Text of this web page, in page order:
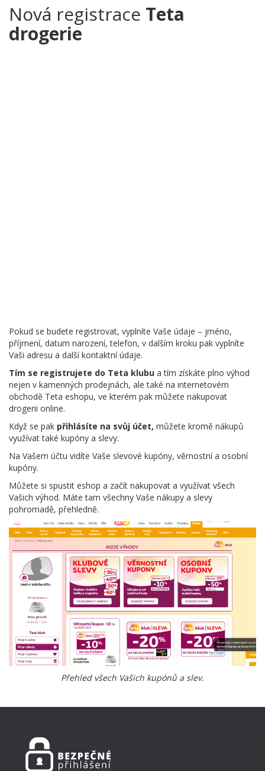
Nová registrace Teta
drogerie
Pokud se budete registrovat, vyplníte Vaše údaje – jméno,
příjmení, datum narození, telefon, v dalším kroku pak vyplníte
Vaši adresu a další kontaktní údaje.
Tím se registrujete do Teta klubu a tím získáte plno výhod
nejen v kamenných prodejnách, ale také na internetovém
obchodě Teta eshopu, ve kterém pak můžete nakupovat
drogerii online.
Když se pak přihlásíte na svůj účet, můžete kromě nákupů
využívat také kupóny a slevy.
Na Vašem účtu vidíte Vaše slevové kupóny, věrnostní a osobní
kupóny.
Můžete si spustit eshop a začít nakupovat a využívat všech
Vašich výhod. Máte tam všechny Vaše nákupy a slevy
pohromadě, přehledně.
Přehled všech Vašich kupónů a slev.